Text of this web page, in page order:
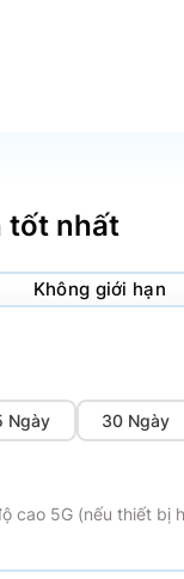
tốt nhất
Không giới hạn
Ngày 30 Ngày
cao 5G (nếu thiết bị